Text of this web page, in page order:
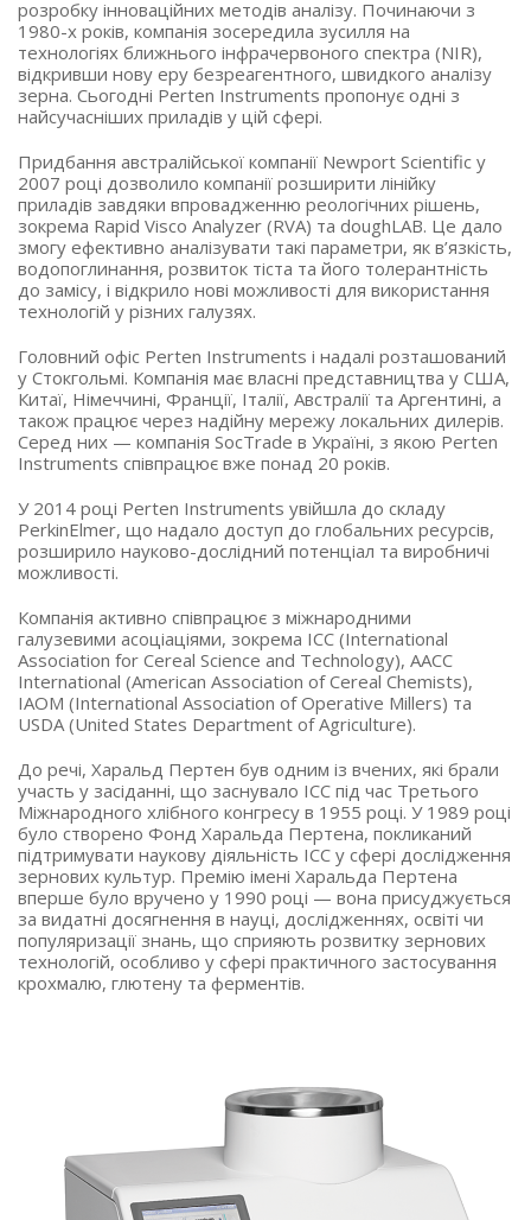
розробку інноваційних методів аналізу. Починаючи з
1980-х років, компанія зосередила зусилля на
технологіях ближнього інфрачервоного спектра (NIR),
відкривши нову еру безреагентного, швидкого аналізу
зерна. Сьогодні Perten Instruments пропонує одні з
найсучасніших приладів у цій сфері.
Придбання австралійської компанії Newport Scientific у
2007 році дозволило компанії розширити лінійку
приладів завдяки впровадженню реологічних рішень,
зокрема Rapid Visco Analyzer (RVA) та doughLAB. Це дало
змогу ефективно аналізувати такі параметри, як в’язкість,
водопоглинання, розвиток тіста та його толерантність
до замісу, і відкрило нові можливості для використання
технологій у різних галузях.
Головний офіс Perten Instruments і надалі розташований
у Стокгольмі. Компанія має власні представництва у США,
Китаї, Німеччині, Франції, Італії, Австралії та Аргентині, а
також працює через надійну мережу локальних дилерів.
Серед них — компанія SocTrade в Україні, з якою Perten
Instruments співпрацює вже понад 20 років.
У 2014 році Perten Instruments увійшла до складу
PerkinElmer, що надало доступ до глобальних ресурсів,
розширило науково-дослідний потенціал та виробничі
можливості.
Компанія активно співпрацює з міжнародними
галузевими асоціаціями, зокрема ICC (International
Association for Cereal Science and Technology), AACC
International (American Association of Cereal Chemists),
IAOM (International Association of Operative Millers) та
USDA (United States Department of Agriculture).
До речі, Харальд Пертен був одним із вчених, які брали
участь у засіданні, що заснувало ICC під час Третього
Міжнародного хлібного конгресу в 1955 році. У 1989 році
було створено Фонд Харальда Пертена, покликаний
підтримувати наукову діяльність ICC у сфері дослідження
зернових культур. Премію імені Харальда Пертена
вперше було вручено у 1990 році — вона присуджується
за видатні досягнення в науці, дослідженнях, освіті чи
популяризації знань, що сприяють розвитку зернових
технологій, особливо у сфері практичного застосування
крохмалю, глютену та ферментів.